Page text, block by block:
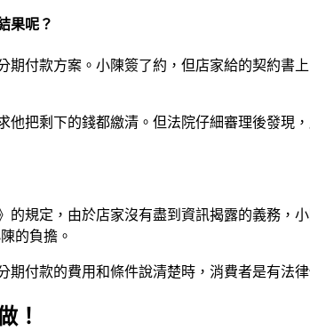
果呢？
期付款方案。小陳簽了約，但店家給的契約
他把剩下的錢都繳清。但法院仔細審理後發
的規定，由於店家沒有盡到資訊揭露的義務
的負擔。
付款的費用和條件說清楚時，消費者是有法律
！